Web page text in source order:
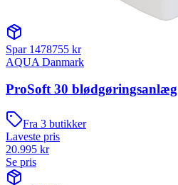
Spar 1478755 kr
AQUA Danmark
ProSoft 30 blødgøringsanlæg
Fra 3 butikker
Laveste pris
20.995 kr
Se pris